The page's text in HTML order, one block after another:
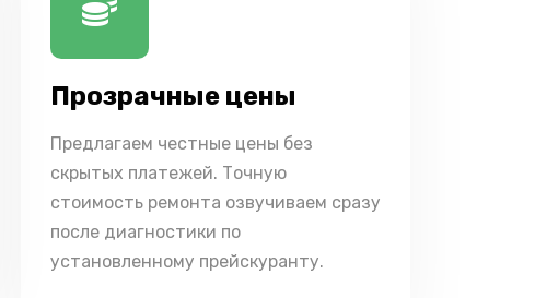
Прозрачные цены
Предлагаем честные цены без
скрытых платежей. Точную
стоимость ремонта озвучиваем сразу
после диагностики по
установленному прейскуранту.